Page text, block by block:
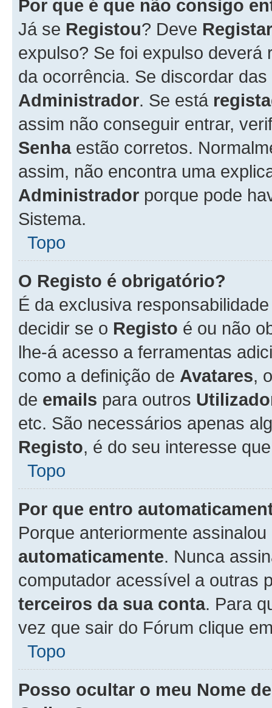
Por que é que não consigo
Já se Registou? Deve
expulso? Se foi expulso
da ocorrência. Se discordar
Administrador. Se está
assim não conseguir entrar,
Senhaestão corretos.
assim, não encontra uma
Administrador porque pode
Sistema.
Topo
O Registo é obrigatório?
É da exclusiva
decidir se o Registo é ou não
lhe-á acesso a ferramentas
como a definição de Avatares,
de emails para outros
etc. São necessários apenas
Registo, é do seu interesse
Topo
Por que entro
Porque anteriormente
automaticamente. Nunca
computador acessível a outras
terceiros da sua conta. Para
vez que sair do Fórum clique
Topo
Posso ocultar o meu Nome